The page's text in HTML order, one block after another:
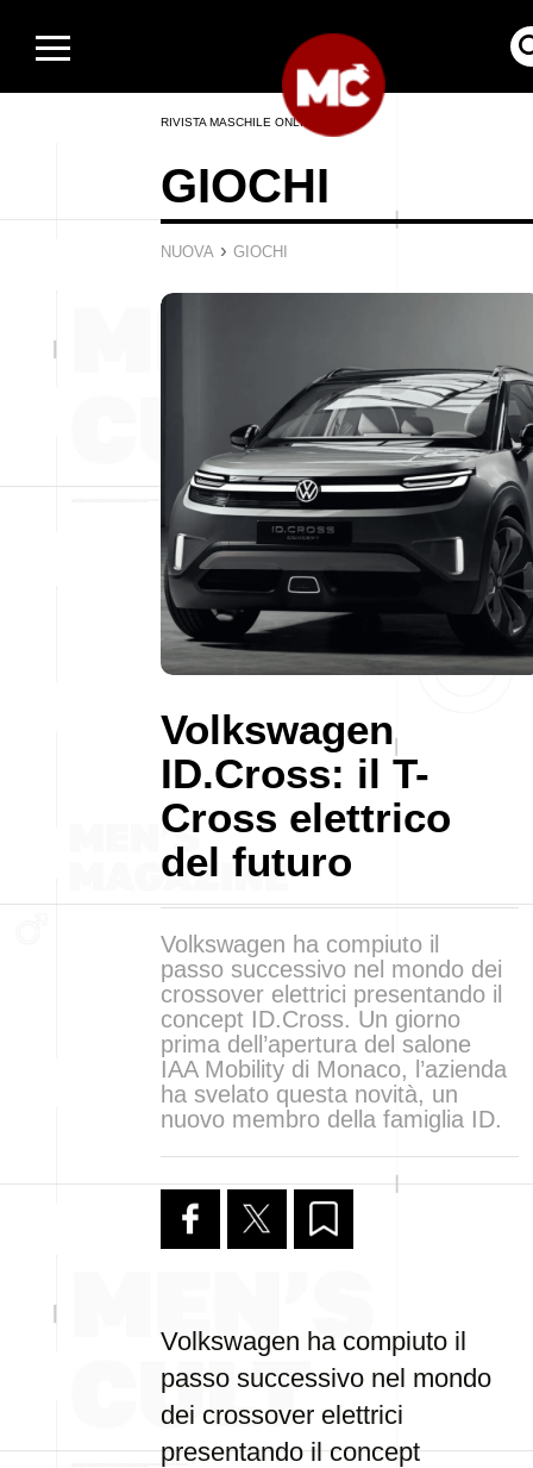
RIVISTA MASCHILE ONLINE
GIOCHI
NUOVA › GIOCHI
Volkswagen
ID.Cross: il T-
Cross elettrico
del futuro
Volkswagen ha compiuto il
passo successivo nel mondo dei
crossover elettrici presentando il
concept ID.Cross. Un giorno
prima dell’apertura del salone
IAA Mobility di Monaco, l’azienda
ha svelato questa novità, un
nuovo membro della famiglia ID.
Volkswagen ha compiuto il
passo successivo nel mondo
dei crossover elettrici
presentando il concept